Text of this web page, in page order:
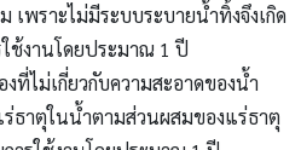
พราะไม่มีระบบระบายน้ำทิ้งจึงเกิด
ช้งานโดยประมาณ 1 ปี
งที่ไม่เกี่ยวกับความสะอาดของน้ำ
ธาตุในน้ำตามส่วนผสมของแร่ธาตุ